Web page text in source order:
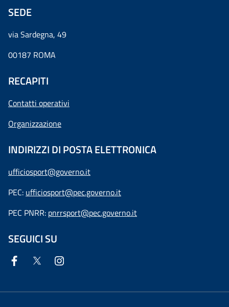
SEDE
via Sardegna, 49
00187 ROMA
RECAPITI
Contatti operativi
Organizzazione
INDIRIZZI DI POSTA ELETTRONICA
ufficiosport@governo.it
PEC: ufficiosport@pec.governo.it
PEC PNRR: pnrrsport@pec.governo.it
SEGUICI SU